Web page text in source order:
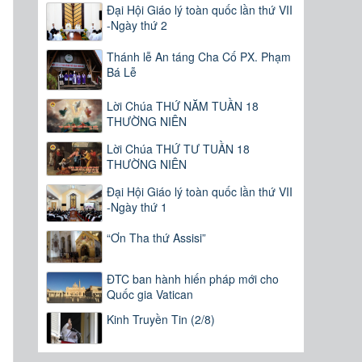
Đại Hội Giáo lý toàn quốc lần thứ VII
-Ngày thứ 2
Thánh lễ An táng Cha Cố PX. Phạm
Bá Lễ
Lời Chúa THỨ NĂM TUẦN 18
THƯỜNG NIÊN
Lời Chúa THỨ TƯ TUẦN 18
THƯỜNG NIÊN
Đại Hội Giáo lý toàn quốc lần thứ VII
-Ngày thứ 1
“Ơn Tha thứ Assisi”
ĐTC ban hành hiến pháp mới cho
Quốc gia Vatican
Kinh Truyền Tin (2/8)